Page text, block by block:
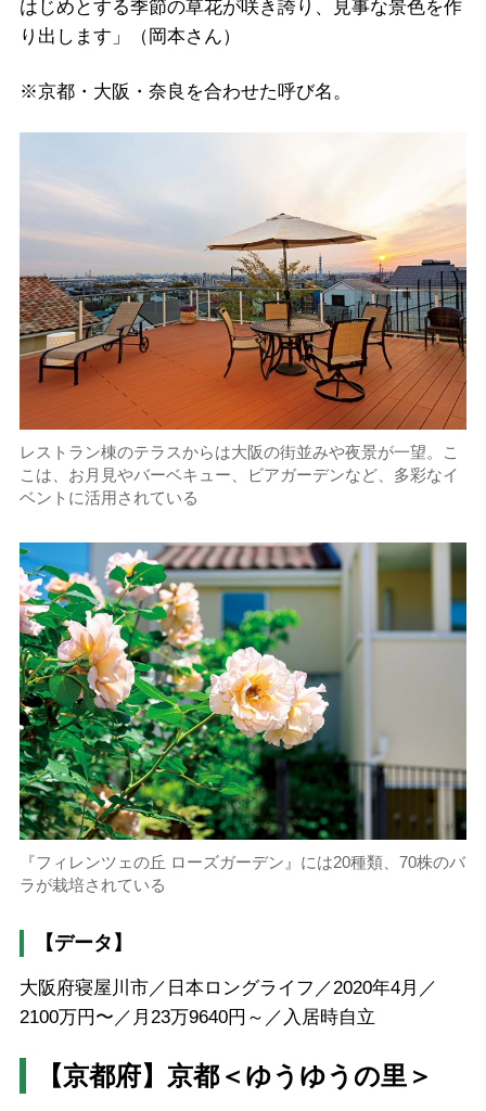
はじめとする季節の草花が咲き誇り、見事な景色を作
り出します」（岡本さん）
※京都・大阪・奈良を合わせた呼び名。
レストラン棟のテラスからは大阪の街並みや夜景が一望。こ
こは、お月見やバーベキュー、ビアガーデンなど、多彩なイ
ベントに活用されている
『フィレンツェの丘 ローズガーデン』には20種類、70株のバ
ラが栽培されている
【データ】
大阪府寝屋川市／日本ロングライフ／2020年4月／
2100万円〜／月23万9640円～／入居時自立
【京都府】京都＜ゆうゆうの里＞